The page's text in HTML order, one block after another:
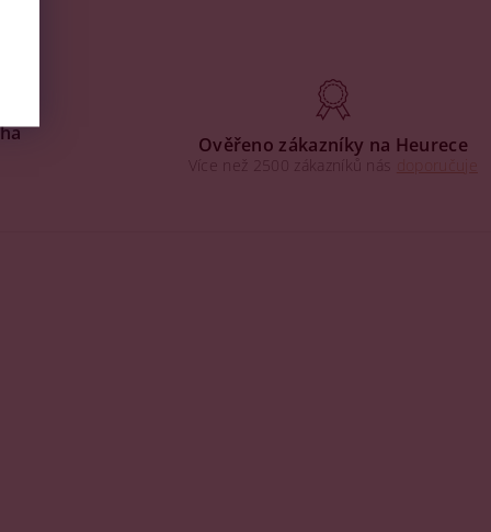
Ověřeno zákazníky na Heurece
Více než 2500 zákazníků nás